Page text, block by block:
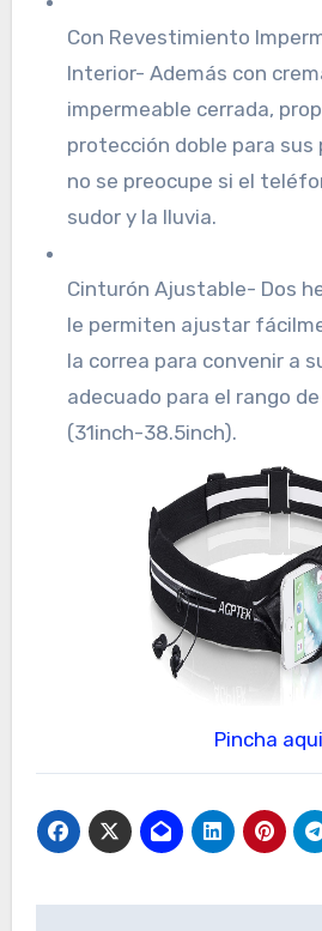
Con Revestimiento
Interior- Además con
impermeable cerrada,
protección doble para sus
no se preocupe si el
sudor y la lluvia.
Cinturón Ajustable- Dos
le permiten ajustar
la correa para convenir a
adecuado para el rango
(31inch-38.5inch).
Pincha aqui